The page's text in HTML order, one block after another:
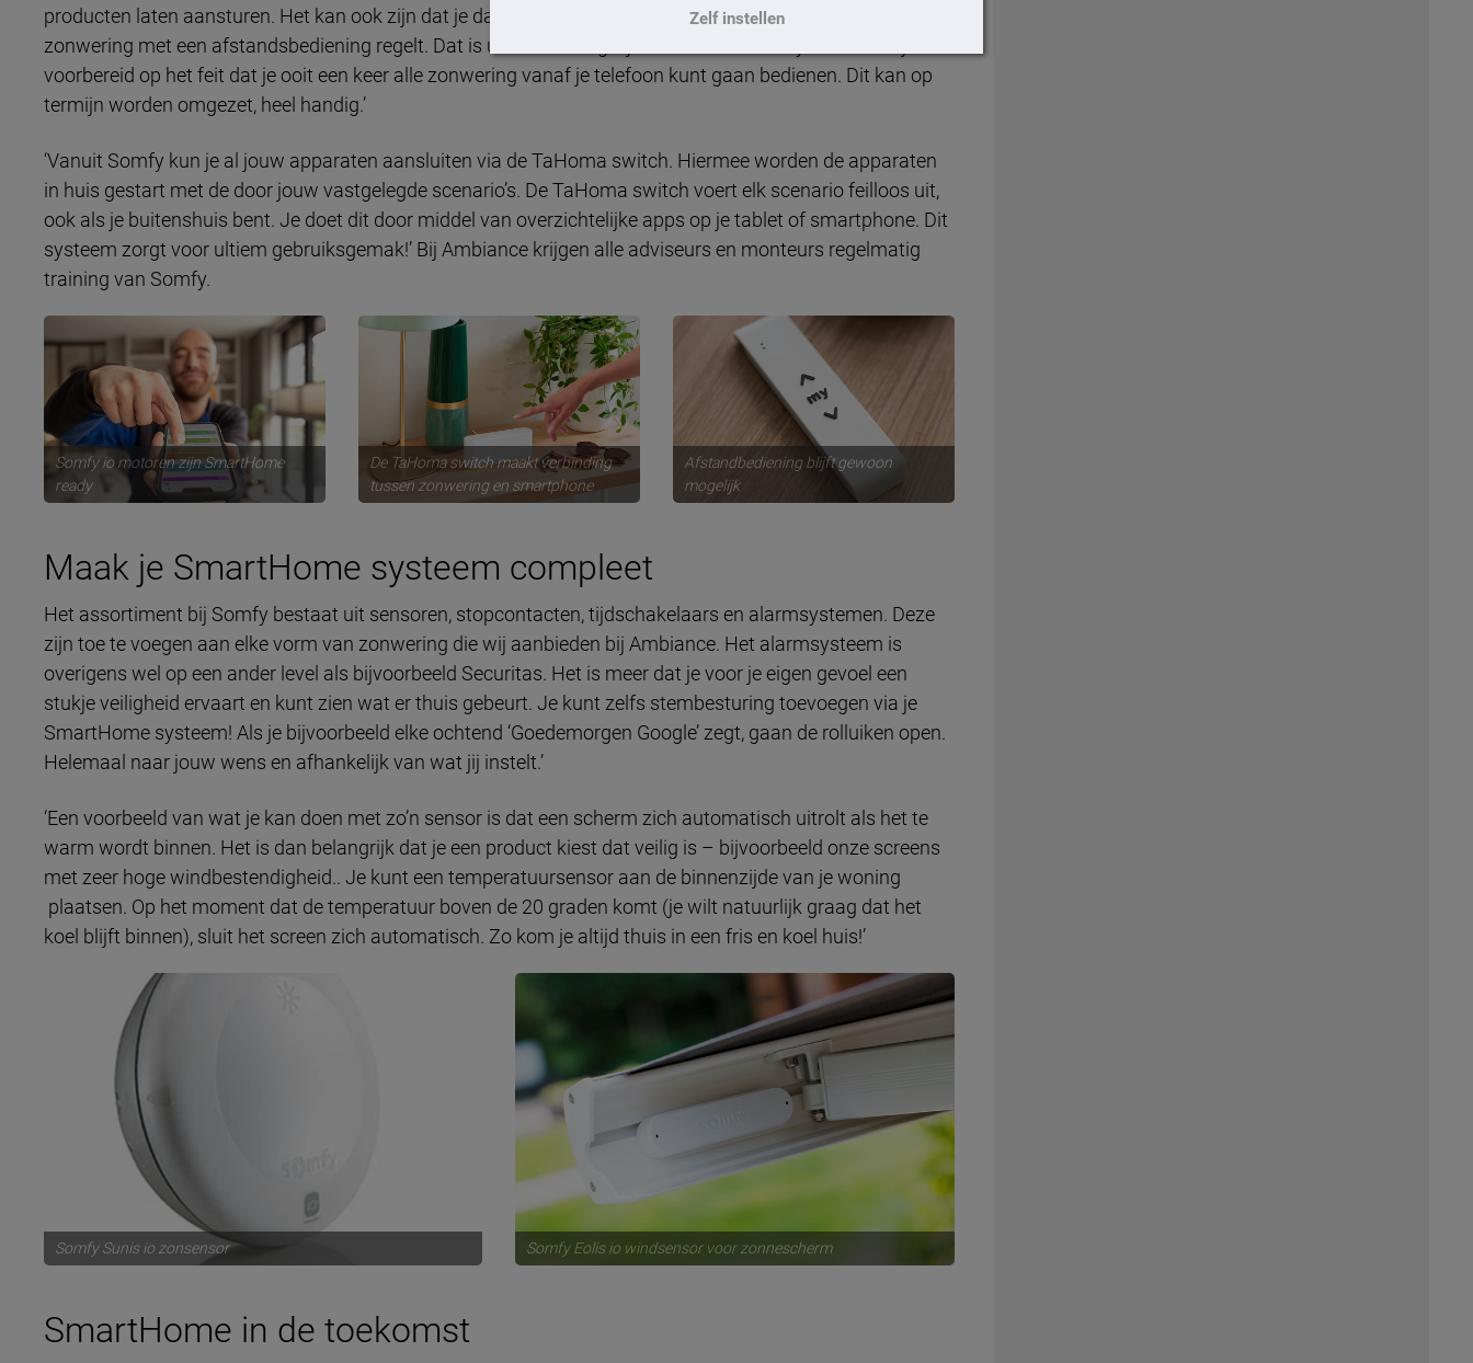
Zelf instellen
producten laten aansturen. Het kan ook zijn dat je daar op dit moment geen behoefte aan hebt en liever je
zonwering met een afstandsbediening regelt. Dat is uiteraard mogelijk! ‘De slimme Somfy motoren zijn al
voorbereid op het feit dat je ooit een keer alle zonwering vanaf je telefoon kunt gaan bedienen. Dit kan op
termijn worden omgezet, heel handig.’
‘Vanuit Somfy kun je al jouw apparaten aansluiten via de TaHoma switch. Hiermee worden de apparaten
in huis gestart met de door jouw vastgelegde scenario’s. De TaHoma switch voert elk scenario feilloos uit,
ook als je buitenshuis bent. Je doet dit door middel van overzichtelijke apps op je tablet of smartphone. Dit
systeem zorgt voor ultiem gebruiksgemak!’ Bij Ambiance krijgen alle adviseurs en monteurs regelmatig
training van Somfy.
Somfy io motoren zijn SmartHome
ready
De TaHoma switch maakt verbinding
tussen zonwering en smartphone
Afstandbediening blijft gewoon
mogelijk
Maak je SmartHome systeem compleet
Het assortiment bij Somfy bestaat uit sensoren, stopcontacten, tijdschakelaars en alarmsystemen. Deze
zijn toe te voegen aan elke vorm van zonwering die wij aanbieden bij Ambiance. Het alarmsysteem is
overigens wel op een ander level als bijvoorbeeld Securitas. Het is meer dat je voor je eigen gevoel een
stukje veiligheid ervaart en kunt zien wat er thuis gebeurt. Je kunt zelfs stembesturing toevoegen via je
SmartHome systeem! Als je bijvoorbeeld elke ochtend ‘Goedemorgen Google’ zegt, gaan de rolluiken open.
Helemaal naar jouw wens en afhankelijk van wat jij instelt.’
‘Een voorbeeld van wat je kan doen met zo’n sensor is dat een scherm zich automatisch uitrolt als het te
warm wordt binnen. Het is dan belangrijk dat je een product kiest dat veilig is – bijvoorbeeld onze screens
met zeer hoge windbestendigheid.. Je kunt een temperatuursensor aan de binnenzijde van je woning
plaatsen. Op het moment dat de temperatuur boven de 20 graden komt (je wilt natuurlijk graag dat het
koel blijft binnen), sluit het screen zich automatisch. Zo kom je altijd thuis in een fris en koel huis!’
Somfy Sunis io zonsensor Somfy Eolis io windsensor voor zonnescherm
SmartHome in de toekomst